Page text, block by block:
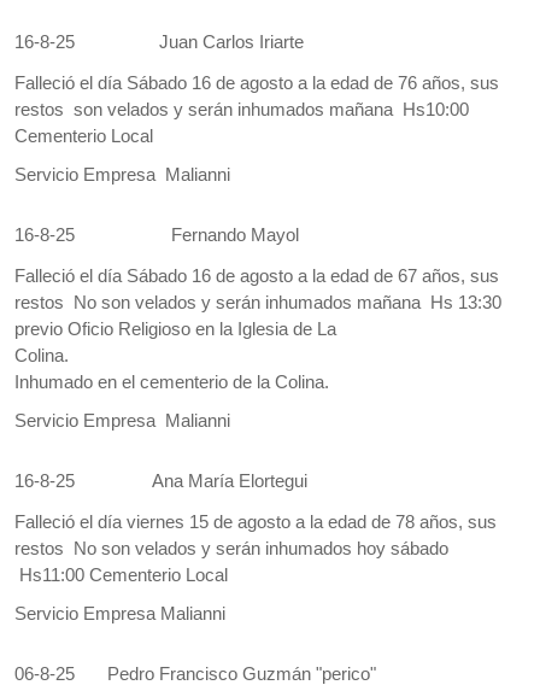
16-8-25 Juan Carlos Iriarte
Falleció el día Sábado 16 de agosto a la edad de 76 años, sus
restos son velados y serán inhumados mañana Hs10:00
Cementerio Local
Servicio Empresa Malianni
16-8-25 Fernando Mayol
Falleció el día Sábado 16 de agosto a la edad de 67 años, sus
restos No son velados y serán inhumados mañana Hs 13:30
previo Oficio Religioso en la Iglesia de La
Colina.
Inhumado en el cementerio de la Colina.
Servicio Empresa Malianni
16-8-25 Ana María Elortegui
Falleció el día viernes 15 de agosto a la edad de 78 años, sus
restos No son velados y serán inhumados hoy sábado
Hs11:00 Cementerio Local
Servicio Empresa Malianni
06-8-25 Pedro Francisco Guzmán "perico"